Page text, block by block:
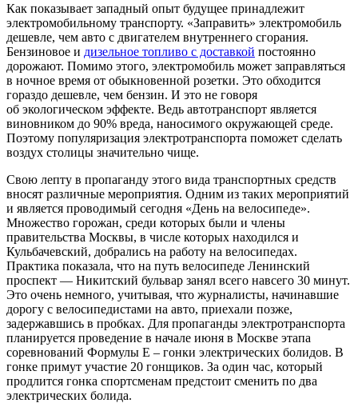
Как показывает западный опыт будущее принадлежит
электромобильному транспорту. «Заправить» электромобиль
дешевле, чем авто с двигателем внутреннего сгорания.
Бензиновое и дизельное топливо с доставкой постоянно
дорожают. Помимо этого, электромобиль может заправляться
в ночное время от обыкновенной розетки. Это обходится
гораздо дешевле, чем бензин. И это не говоря
об экологическом эффекте. Ведь автотранспорт является
виновником до 90% вреда, наносимого окружающей среде.
Поэтому популяризация электротранспорта поможет сделать
воздух столицы значительно чище.
Свою лепту в пропаганду этого вида транспортных средств
вносят различные мероприятия. Одним из таких мероприятий
и является проводимый сегодня «День на велосипеде».
Множество горожан, среди которых были и члены
правительства Москвы, в числе которых находился и
Кульбачевский, добрались на работу на велосипедах.
Практика показала, что на путь велосипеде Ленинский
проспект — Никитский бульвар занял всего навсего 30 минут.
Это очень немного, учитывая, что журналисты, начинавшие
дорогу с велосипедистами на авто, приехали позже,
задержавшись в пробках. Для пропаганды электротранспорта
планируется проведение в начале июня в Москве этапа
соревнований Формулы Е – гонки электрических болидов. В
гонке примут участие 20 гонщиков. За один час, который
продлится гонка спортсменам предстоит сменить по два
электрических болида.